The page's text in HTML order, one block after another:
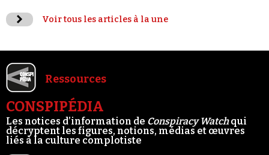
Voir tous les articles à la une
Ressources
CONSPIPÉDIA
Les notices d’information de Conspiracy Watchqui
décryptent les figures, notions, médias et œuvres
liés à la culture complotiste